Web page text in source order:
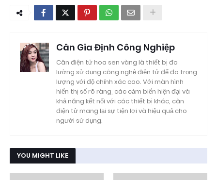
Cân Gia Định Công Nghiệp
Cân điện tử hoa sen vàng là thiết bị đo
lường sử dụng công nghệ điện tử để đo trọng
lượng với độ chính xác cao. Với màn hình
hiển thị số rõ ràng, các cảm biến hiện đại và
khả năng kết nối với các thiết bị khác, cân
điện tử mang lại sự tiện lợi và hiệu quả cho
người sử dụng.
YOU MIGHT LIKE